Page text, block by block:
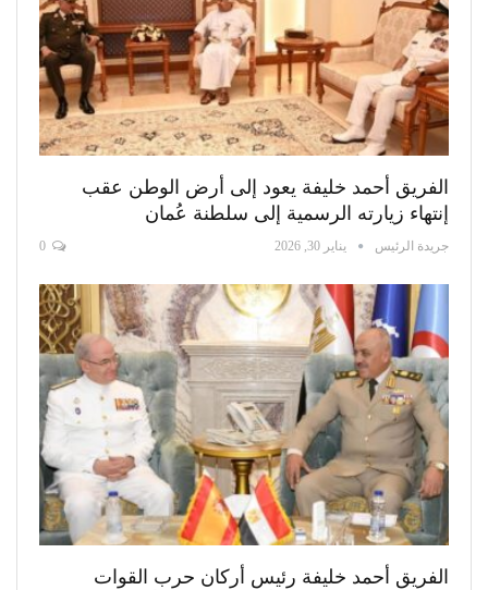
الفريق أحمد خليفة يعود إلى أرض الوطن عقب
إنتهاء زيارته الرسمية إلى سلطنة عُمان
جريدة الرئيس يناير 30, 2026
الفريق أحمد خليفة رئيس أركان حرب القوات